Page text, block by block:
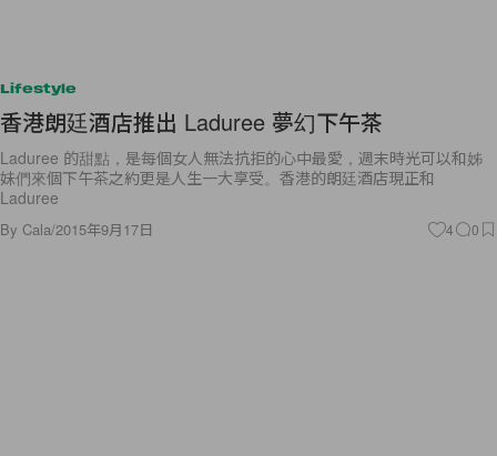
Lifestyle
香港朗廷酒店推出 Laduree 夢幻下午茶
Laduree 的甜點，是每個女人無法抗拒的心中最愛，週末時光可以和姊
妹們來個下午茶之約更是人生一大享受。香港的朗廷酒店現正和
Laduree
By Cala/2015年9月17日 4 0